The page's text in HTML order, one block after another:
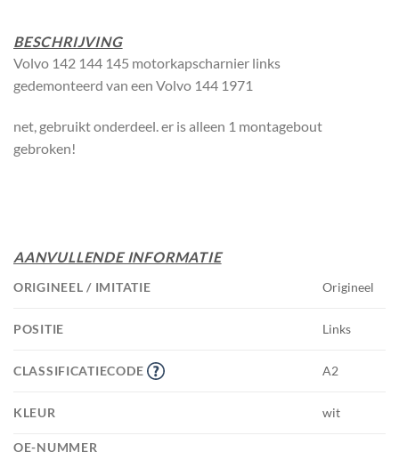
BESCHRIJVING
Volvo 142 144 145 motorkapscharnier links
gedemonteerd van een Volvo 144 1971
net, gebruikt onderdeel. er is alleen 1 montagebout
gebroken!
AANVULLENDE INFORMATIE
ORIGINEEL / IMITATIE Origineel
POSITIE Links
CLASSIFICATIECODE A2
KLEUR wit
OE-NUMMER